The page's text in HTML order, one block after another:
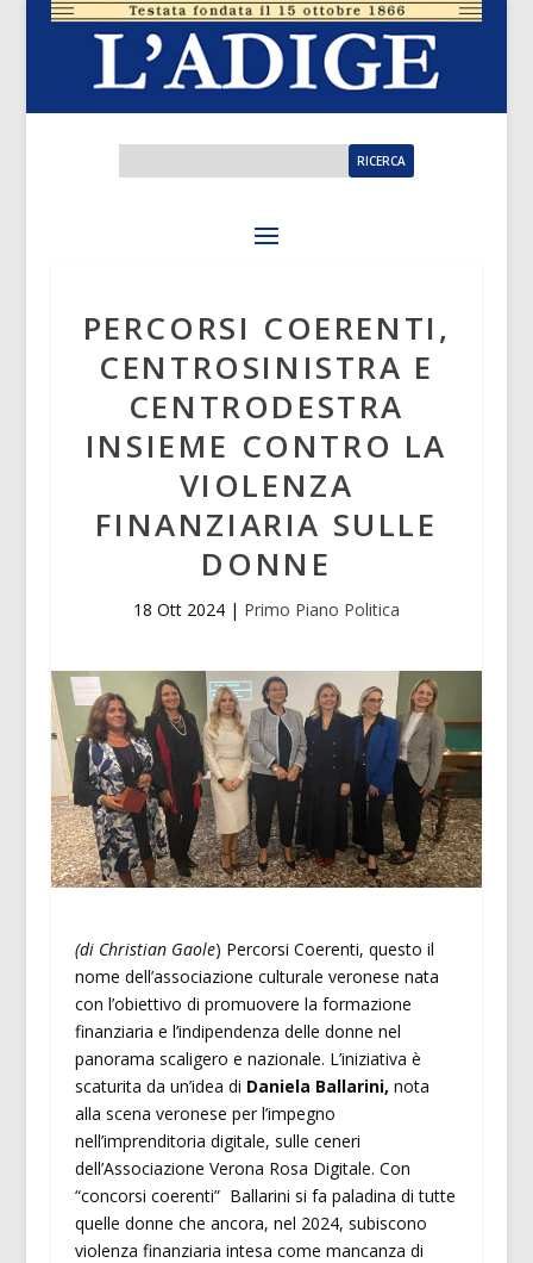
PERCORSI COERENTI,
CENTROSINISTRA E
CENTRODESTRA
INSIEME CONTRO LA
VIOLENZA
FINANZIARIA SULLE
DONNE
18 Ott 2024| Primo Piano Politica
(di Christian Gaole) Percorsi Coerenti, questo il
nome dell’associazione culturale veronese nata
con l’obiettivo di promuovere la formazione
finanziaria e l’indipendenza delle donne nel
panorama scaligero e nazionale. L’iniziativa è
scaturita da un’idea di Daniela Ballarini, nota
alla scena veronese per l’impegno
nell’imprenditoria digitale, sulle ceneri
dell’Associazione Verona Rosa Digitale. Con
“concorsi coerenti” Ballarini si fa paladina di tutte
quelle donne che ancora, nel 2024, subiscono
violenza finanziaria intesa come mancanza di